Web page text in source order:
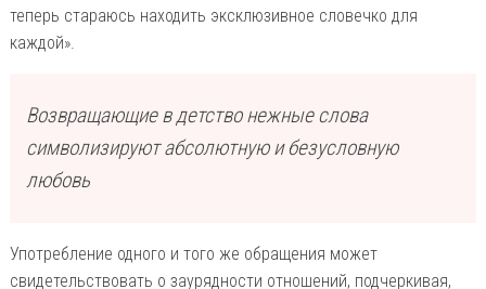
теперь стараюсь находить эксклюзивное словечко для
каждой».
Возвращающие в детство нежные слова
символизируют абсолютную и безусловную
любовь
Употребление одного и того же обращения может
свидетельствовать о заурядности отношений, подчеркивая,